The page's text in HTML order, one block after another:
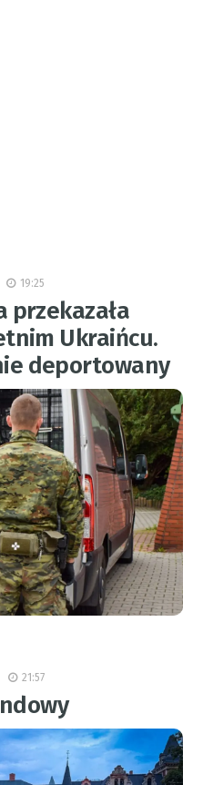
19:25
przekazała
Ukraińcu.
deportowany
21:57